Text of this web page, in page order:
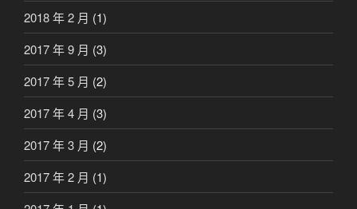
2018 年 2 月 (1)
2017 年 9 月 (3)
2017 年 5 月 (2)
2017 年 4 月 (3)
2017 年 3 月 (2)
2017 年 2 月 (1)